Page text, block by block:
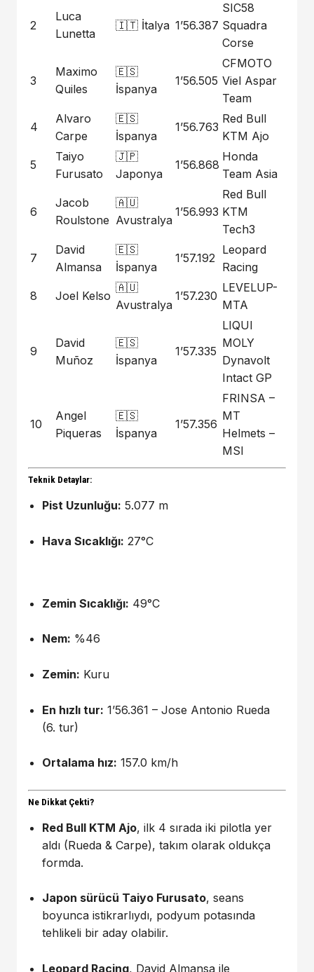
2
Luca
Lunetta
🇮🇹 İtalya 1’56.387
SIC58
Squadra
Corse
3
Maximo
Quiles
🇪🇸
İspanya
1’56.505
CFMOTO
Viel Aspar
Team
4
Alvaro
Carpe
🇪🇸
İspanya
1’56.763
Red Bull
KTM Ajo
5
Taiyo
Furusato
🇯🇵
Japonya
1’56.868
Honda
Team Asia
6
Jacob
Roulstone
🇦🇺
Avustralya
1’56.993
Red Bull
KTM
Tech3
7
David
Almansa
🇪🇸
İspanya
1’57.192
Leopard
Racing
8 Joel Kelso
🇦🇺
Avustralya
1’57.230
LEVELUP-
MTA
9
David
Muñoz
🇪🇸
İspanya
1’57.335
LIQUI
MOLY
Dynavolt
Intact GP
10
Angel
Piqueras
🇪🇸
İspanya
1’57.356
FRINSA –
MT
Helmets –
MSI
Teknik Detaylar:
Pist Uzunluğu: 5.077 m
Hava Sıcaklığı: 27°C
Zemin Sıcaklığı: 49°C
Nem: %46
Zemin: Kuru
En hızlı tur: 1’56.361 – Jose Antonio Rueda
(6. tur)
Ortalama hız: 157.0 km/h
Ne Dikkat Çekti?
Red Bull KTM Ajo, ilk 4 sırada iki pilotla yer
aldı (Rueda & Carpe), takım olarak oldukça
formda.
Japon sürücü Taiyo Furusato, seans
boyunca istikrarlıydı, podyum potasında
tehlikeli bir aday olabilir.
Leopard Racing, David Almansa ile